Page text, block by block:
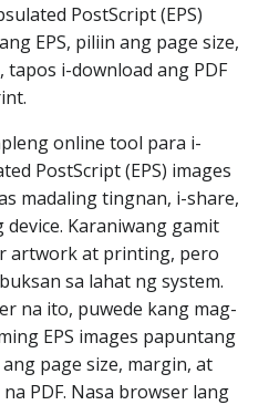
PostScript (EPS)
EPS, piliin ang page size,
i-download ang PDF
online tool para i-
PostScript (EPS) images
madaling tingnan, i-share,
Karaniwang gamit
artwork at printing, pero
sa lahat ng system.
na ito, puwede kang mag-
EPS images papuntang
page size, margin, at
PDF. Nasa browser lang